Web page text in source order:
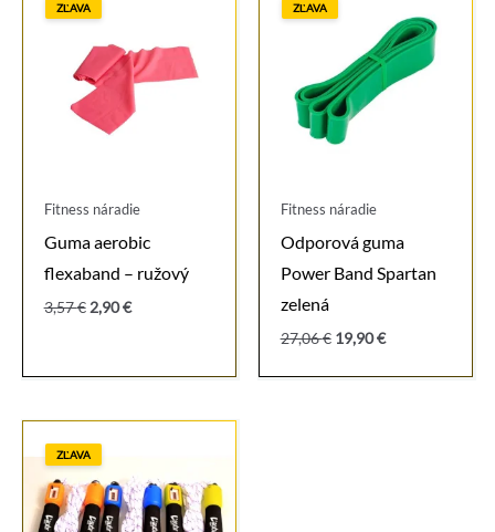
ZĽAVA
Fitness náradie
Guma aerobic
flexaband – ružový
3,57€ Pôvodná
2,90€Aktuálna
ZĽAVA
Fitness náradie
Odporová guma
Power Band Spartan
zelená
27,06€ Pôvodná
bola:
19,90€Aktuálna
je:
ZĽAVA